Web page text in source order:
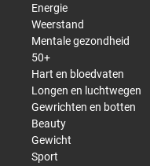
Energie
Weerstand
Mentale gezondheid
50+
Hart en bloedvaten
Longen en luchtwegen
Gewrichten en botten
Beauty
Gewicht
Sport